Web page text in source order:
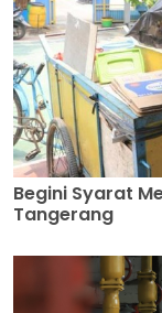
Begini Syarat
Tangerang